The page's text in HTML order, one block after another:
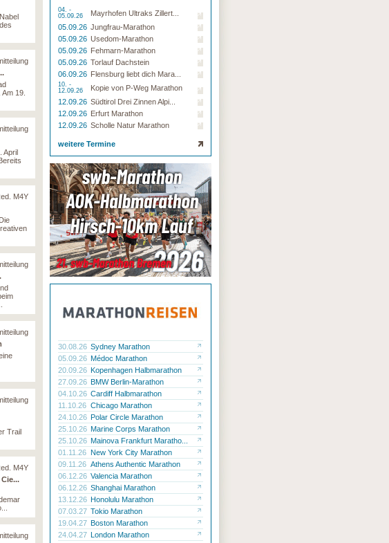
19.
April
M4Y
Trail
M4Y
04. -
05.09.26
Mayrhofen Ultraks Zillert...
05.09.26 Jungfrau-Marathon
05.09.26 Usedom-Marathon
05.09.26 Fehmarn-Marathon
05.09.26 Torlauf Dachstein
06.09.26 Flensburg liebt dich Mara...
10. -
12.09.26
Kopie von P-Weg Marathon
12.09.26 Südtirol Drei Zinnen Alpi...
12.09.26 Erfurt Marathon
12.09.26 Scholle Natur Marathon
weitere Termine
30.08.26 Sydney Marathon
05.09.26 Médoc Marathon
20.09.26 Kopenhagen Halbmarathon
27.09.26 BMW Berlin-Marathon
04.10.26 Cardiff Halbmarathon
11.10.26 Chicago Marathon
24.10.26 Polar Circle Marathon
25.10.26 Marine Corps Marathon
25.10.26 Mainova Frankfurt Maratho...
01.11.26 New York City Marathon
09.11.26 Athens Authentic Marathon
06.12.26 Valencia Marathon
06.12.26 Shanghai Marathon
13.12.26 Honolulu Marathon
07.03.27 Tokio Marathon
19.04.27 Boston Marathon
24.04.27 London Marathon